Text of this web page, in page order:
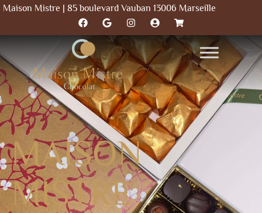
Maison Mistre | 85 boulevard Vauban 13006 Marseille
MAISON
MISTRE